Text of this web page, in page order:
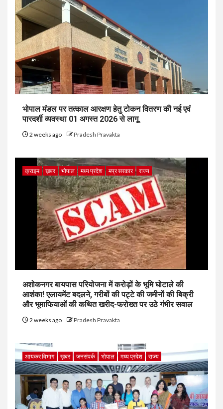
भोपाल मंडल पर तत्काल आरक्षण हेतु टोकन वितरण की नई एवं
पारदर्शी व्यवस्था 01 अगस्त 2026 से लागू
2 weeks ago Pradesh Pravakta
क्राइम ख़बर भोपाल मध्य प्रदेश मप्र सरकार राज्य
अशोकनगर बायपास परियोजना में करोड़ों के भूमि घोटाले की
आशंका! एलायमेंट बदलने, गरीबों की पट्टे की जमीनों की बिक्री
और भूमाफियाओं की कथित खरीद-फरोख्त पर उठे गंभीर सवाल
2 weeks ago Pradesh Pravakta
आयकर विभाग ख़बर जनसंपर्क भोपाल मध्य प्रदेश राज्य